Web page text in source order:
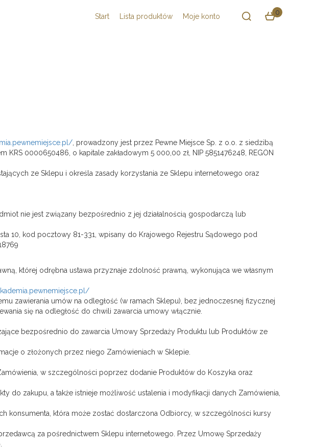
Start Lista produktów Moje konto
0
, prowadzony jest przez Pewne Miejsce Sp. z o.o. z siedzibą
0000650486, o kapitale zakładowym 5 000,00 zł, NIP 5851476248, REGON
ze Sklepu i określa zasady korzystania ze Sklepu internetowego oraz
nie jest związany bezpośrednio z jej działalnością gospodarczą lub
10, kod pocztowy 81-331, wpisany do Krajowego Rejestru Sądowego pod
której odrębna ustawa przyznaje zdolność prawną, wykonująca we własnym
zawierania umów na odległość (w ramach Sklepu), bez jednoczesnej fizycznej
się na odległość do chwili zawarcia umowy włącznie.
bezpośrednio do zawarcia Umowy Sprzedaży Produktu lub Produktów ze
o złożonych przez niego Zamówieniach w Sklepie.
w szczególności poprzez dodanie Produktów do Koszyka oraz
do zakupu, a także istnieje możliwość ustalenia i modyfikacji danych Zamówienia,
konsumenta, która może zostać dostarczona Odbiorcy, w szczególności kursy
za pośrednictwem Sklepu internetowego. Przez Umowę Sprzedaży